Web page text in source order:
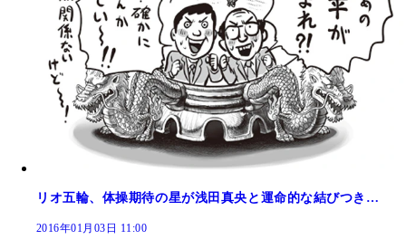
リオ五輪、体操期待の星が浅田真央と運命的な結びつき…
2016年01月03日 11:00